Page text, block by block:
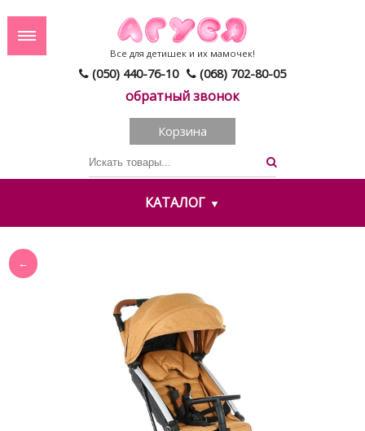
(050) 440-76-10 (068) 702-80-05
обратный звонок
Все для детишек и их мамочек!
Корзина
КАТАЛОГ